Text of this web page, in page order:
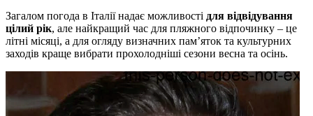
Загалом погода в Італії надає можливості для відвідування
цілий рік, але найкращий час для пляжного відпочинку – це
літні місяці, а для огляду визначних пам’яток та культурних
заходів краще вибрати прохолодніші сезони весна та осінь.